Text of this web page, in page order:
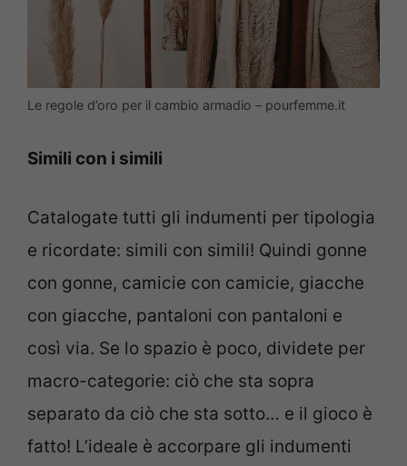
Le regole d’oro per il cambio armadio – pourfemme.it
Simili con i simili
Catalogate tutti gli indumenti per tipologia
e ricordate: simili con simili! Quindi gonne
con gonne, camicie con camicie, giacche
con giacche, pantaloni con pantaloni e
così via. Se lo spazio è poco, dividete per
macro-categorie: ciò che sta sopra
separato da ciò che sta sotto… e il gioco è
fatto! L’ideale è accorpare gli indumenti